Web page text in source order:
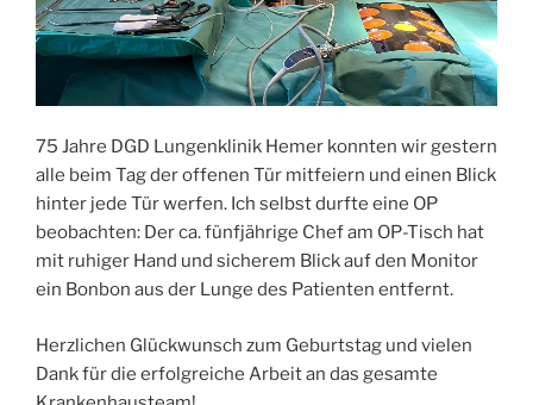
75 Jahre DGD Lungenklinik Hemer konnten wir gestern
alle beim Tag der offenen Tür mitfeiern und einen Blick
hinter jede Tür werfen. Ich selbst durfte eine OP
beobachten: Der ca. fünfjährige Chef am OP-Tisch hat
mit ruhiger Hand und sicherem Blick auf den Monitor
ein Bonbon aus der Lunge des Patienten entfernt.
Herzlichen Glückwunsch zum Geburtstag und vielen
Dank für die erfolgreiche Arbeit an das gesamte